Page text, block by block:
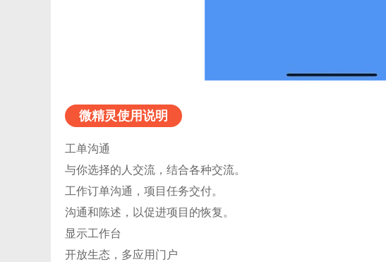
微精灵使用说明
工单沟通
与你选择的人交流，结合各种交流。
工作订单沟通，项目任务交付。
沟通和陈述，以促进项目的恢复。
显示工作台
开放生态，多应用门户